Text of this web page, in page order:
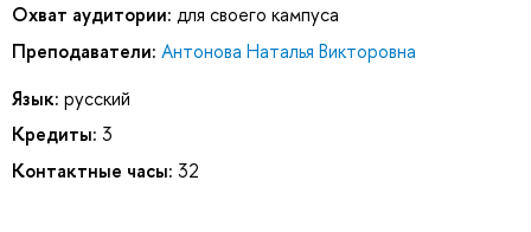
Охват аудитории: для своего кампуса
Преподаватели: Антонова Наталья Викторовна
Язык: русский
Кредиты: 3
Контактные часы: 32